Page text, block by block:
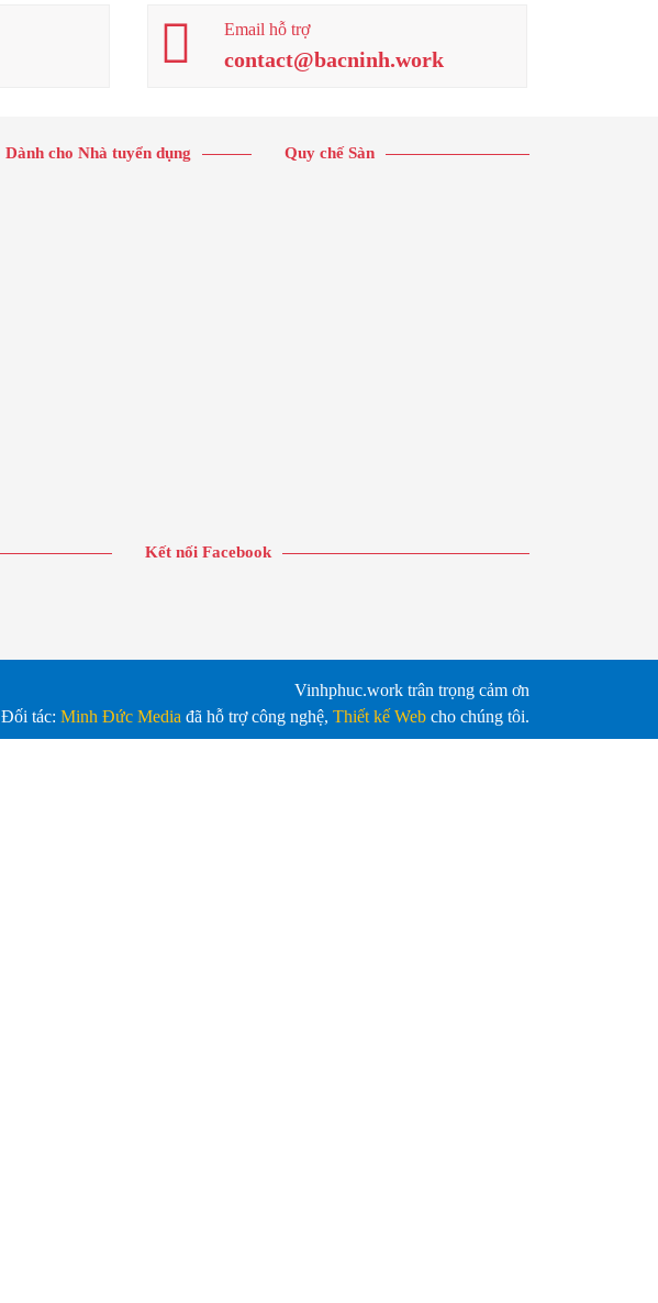
Email hỗ trợ
contact@bacninh.work
Dành cho Nhà tuyển dụng Quy chế Sàn
Kết nối Facebook
Vinhphuc.work trân trọng cảm ơn
Đối tác: Minh Đức Media đã hỗ trợ công nghệ, Thiết kế Web cho chúng tôi.